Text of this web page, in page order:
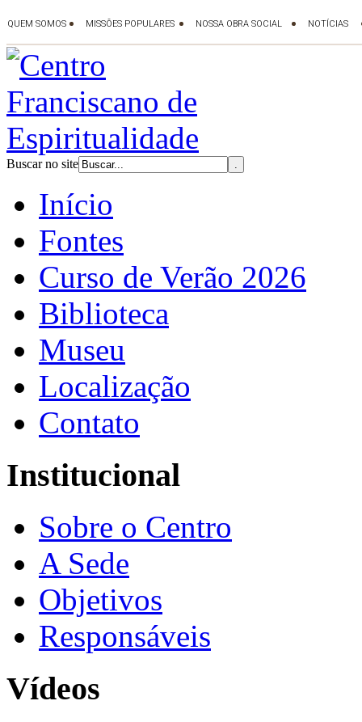
Buscar no site
Início
Fontes
Curso de Verão 2026
Biblioteca
Museu
Localização
Contato
Institucional
Sobre o Centro
A Sede
Objetivos
Responsáveis
Vídeos